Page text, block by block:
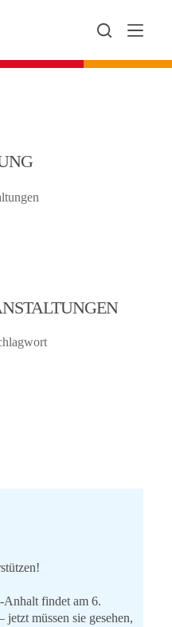
Anhalt findet am 6.
jetzt müssen sie gesehen,